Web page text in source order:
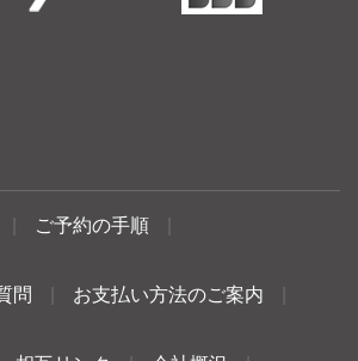
ご予約の手順
問 お支払い方法のご案内